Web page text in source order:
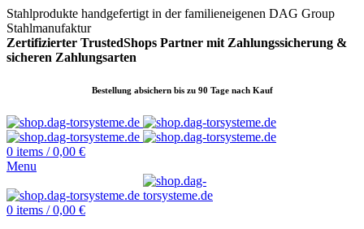
Stahlprodukte handgefertigt in der familieneigenen DAG Group
Stahlmanufaktur
Zertifizierter TrustedShops Partner mit Zahlungssicherung &
sicheren Zahlungsarten
Bestellung absichern bis zu 90 Tage nach Kauf
0 items / 0,00 €
Menu
0 items / 0,00 €